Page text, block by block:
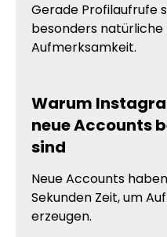
Gerade Profilaufrufe
besonders
Aufmerksamkeit.
Warum
neue Accounts
sind
Neue Accounts
Sekunden Zeit, um
erzeugen.